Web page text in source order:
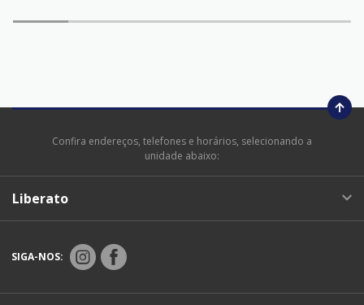
Confira endereços, telefones e horários, selecionando a
unidade abaixo:
Liberato
SIGA-NOS: